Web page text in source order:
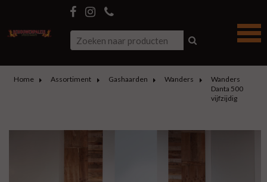
Home Assortiment Gashaarden Wanders
Wanders
Danta 500
vijfzijdig